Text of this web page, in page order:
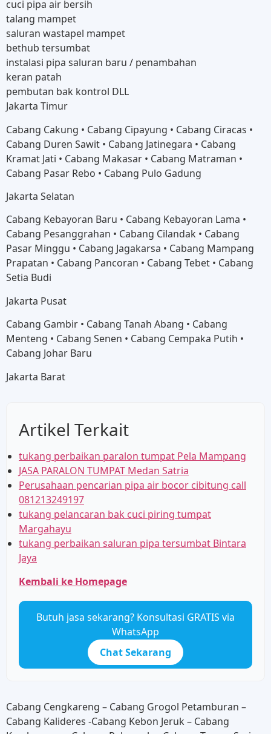
cuci pipa air bersih
talang mampet
saluran wastapel mampet
bethub tersumbat
instalasi pipa saluran baru / penambahan
keran patah
pembutan bak kontrol DLL
Jakarta Timur
Cabang Cakung • Cabang Cipayung • Cabang Ciracas •
Cabang Duren Sawit • Cabang Jatinegara • Cabang
Kramat Jati • Cabang Makasar • Cabang Matraman •
Cabang Pasar Rebo • Cabang Pulo Gadung
Jakarta Selatan
Cabang Kebayoran Baru • Cabang Kebayoran Lama •
Cabang Pesanggrahan • Cabang Cilandak • Cabang
Pasar Minggu • Cabang Jagakarsa • Cabang Mampang
Prapatan • Cabang Pancoran • Cabang Tebet • Cabang
Setia Budi
Jakarta Pusat
Cabang Gambir • Cabang Tanah Abang • Cabang
Menteng • Cabang Senen • Cabang Cempaka Putih •
Cabang Johar Baru
Jakarta Barat
Artikel Terkait
tukang perbaikan paralon tumpat Pela Mampang
JASA PARALON TUMPAT Medan Satria
Perusahaan pencarian pipa air bocor cibitung call
081213249197
tukang pelancaran bak cuci piring tumpat
Margahayu
tukang perbaikan saluran pipa tersumbat Bintara
Jaya
Kembali ke Homepage
Butuh jasa sekarang? Konsultasi GRATIS via
WhatsApp
Chat Sekarang
Cabang Cengkareng – Cabang Grogol Petamburan –
Cabang Kalideres -Cabang Kebon Jeruk – Cabang